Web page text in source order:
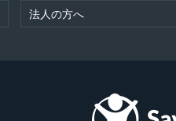
法人の方へ